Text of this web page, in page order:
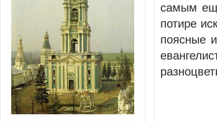
самым
потире
поясные